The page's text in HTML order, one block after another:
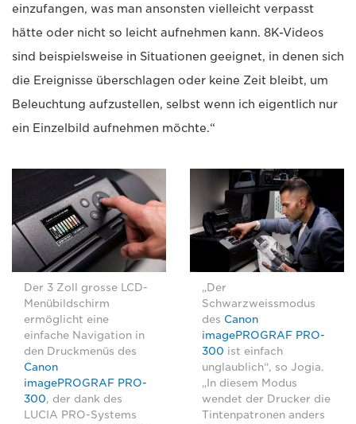
einzufangen, was man ansonsten vielleicht verpasst
hätte oder nicht so leicht aufnehmen kann. 8K-Videos
sind beispielsweise in Situationen geeignet, in denen sich
die Ereignisse überschlagen oder keine Zeit bleibt, um
Beleuchtung aufzustellen, selbst wenn ich eigentlich nur
ein Einzelbild aufnehmen möchte.“
Der 3 Zoll grosse LCD-
Menübildschirm
ermöglicht eine
einfache Navigation in
den Druckmenüs des
Canon
imagePROGRAF PRO-
300, der dank des
LUCIA PRO-Systems
„Der
Schwarzweissmodus
des Canon
imagePROGRAF PRO-
300 ist einfach
unglaublich“, so Jogia.
„In diesem Modus
wendet der Drucker die
Tintenpatronen anders